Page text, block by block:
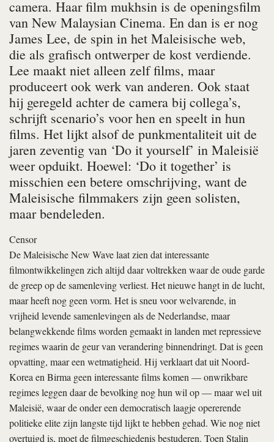
camera. Haar film mukhsin is de openingsfilm
van New Malaysian Cinema. En dan is er nog
James Lee, de spin in het Maleisische web,
die als grafisch ontwerper de kost verdiende.
Lee maakt niet alleen zelf films, maar
produceert ook werk van anderen. Ook staat
hij geregeld achter de camera bij collega’s,
schrijft scenario’s voor hen en speelt in hun
films. Het lijkt alsof de punkmentaliteit uit de
jaren zeventig van ‘Do it yourself’ in Maleisië
weer opduikt. Hoewel: ‘Do it together’ is
misschien een betere omschrijving, want de
Maleisische filmmakers zijn geen solisten,
maar bendeleden.
Censor
De Maleisische New Wave laat zien dat interessante
filmontwikkelingen zich altijd daar voltrekken waar de oude garde
de greep op de samenleving verliest. Het nieuwe hangt in de lucht,
maar heeft nog geen vorm. Het is sneu voor welvarende, in
vrijheid levende samenlevingen als de Nederlandse, maar
belangwekkende films worden gemaakt in landen met repressieve
regimes waarin de geur van verandering binnendringt. Dat is geen
opvatting, maar een wetmatigheid. Hij verklaart dat uit Noord-
Korea en Birma geen interessante films komen — onwrikbare
regimes leggen daar de bevolking nog hun wil op — maar wel uit
Maleisië, waar de onder een democratisch laagje opererende
politieke elite zijn langste tijd lijkt te hebben gehad. Wie nog niet
overtuigd is, moet de filmgeschiedenis bestuderen. Toen Stalin